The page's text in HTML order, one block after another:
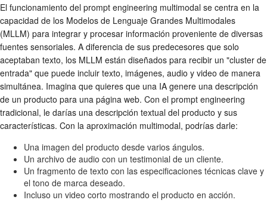
El funcionamiento del prompt engineering multimodal se centra en la
capacidad de los Modelos de Lenguaje Grandes Multimodales
(MLLM) para integrar y procesar información proveniente de diversas
fuentes sensoriales. A diferencia de sus predecesores que solo
aceptaban texto, los MLLM están diseñados para recibir un "cluster de
entrada" que puede incluir texto, imágenes, audio y video de manera
simultánea. Imagina que quieres que una IA genere una descripción
de un producto para una página web. Con el prompt engineering
tradicional, le darías una descripción textual del producto y sus
características. Con la aproximación multimodal, podrías darle:
Una imagen del producto desde varios ángulos.
Un archivo de audio con un testimonial de un cliente.
Un fragmento de texto con las especificaciones técnicas clave y
el tono de marca deseado.
Incluso un video corto mostrando el producto en acción.